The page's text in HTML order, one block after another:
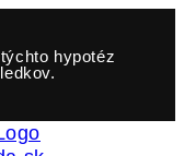
hypotéz